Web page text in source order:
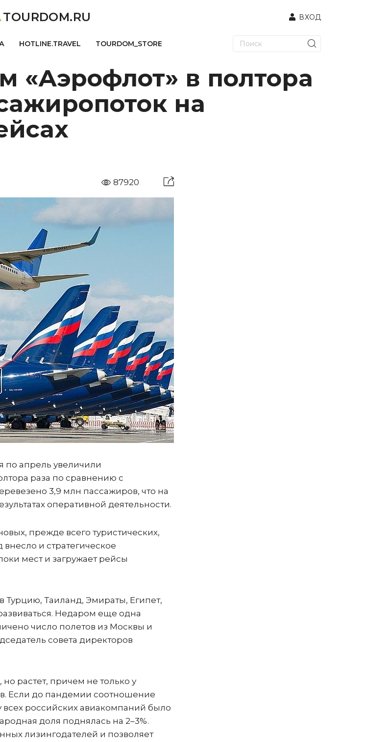
TOURDOM.RU ВХОД
HOTLINE.TRAVEL TOURDOM_STORE
«Аэрофлот» в полтора
на
87920
по апрель увеличили
раза по сравнению с
3,9 млн пассажиров, что на
оперативной деятельности.
прежде всего туристических,
и стратегическое
мест и загружает рейсы
Турцию, Таиланд, Эмираты, Египет,
Недаром еще одна
число полетов из Москвы и
совета директоров
растет, причем не только у
Если до пандемии соотношение
российских авиакомпаний было
доля поднялась на 2–3%.
лизингодателей и позволяет